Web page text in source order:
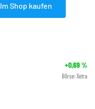
Im Shop kaufen
+0,69%
Börse: Xetra